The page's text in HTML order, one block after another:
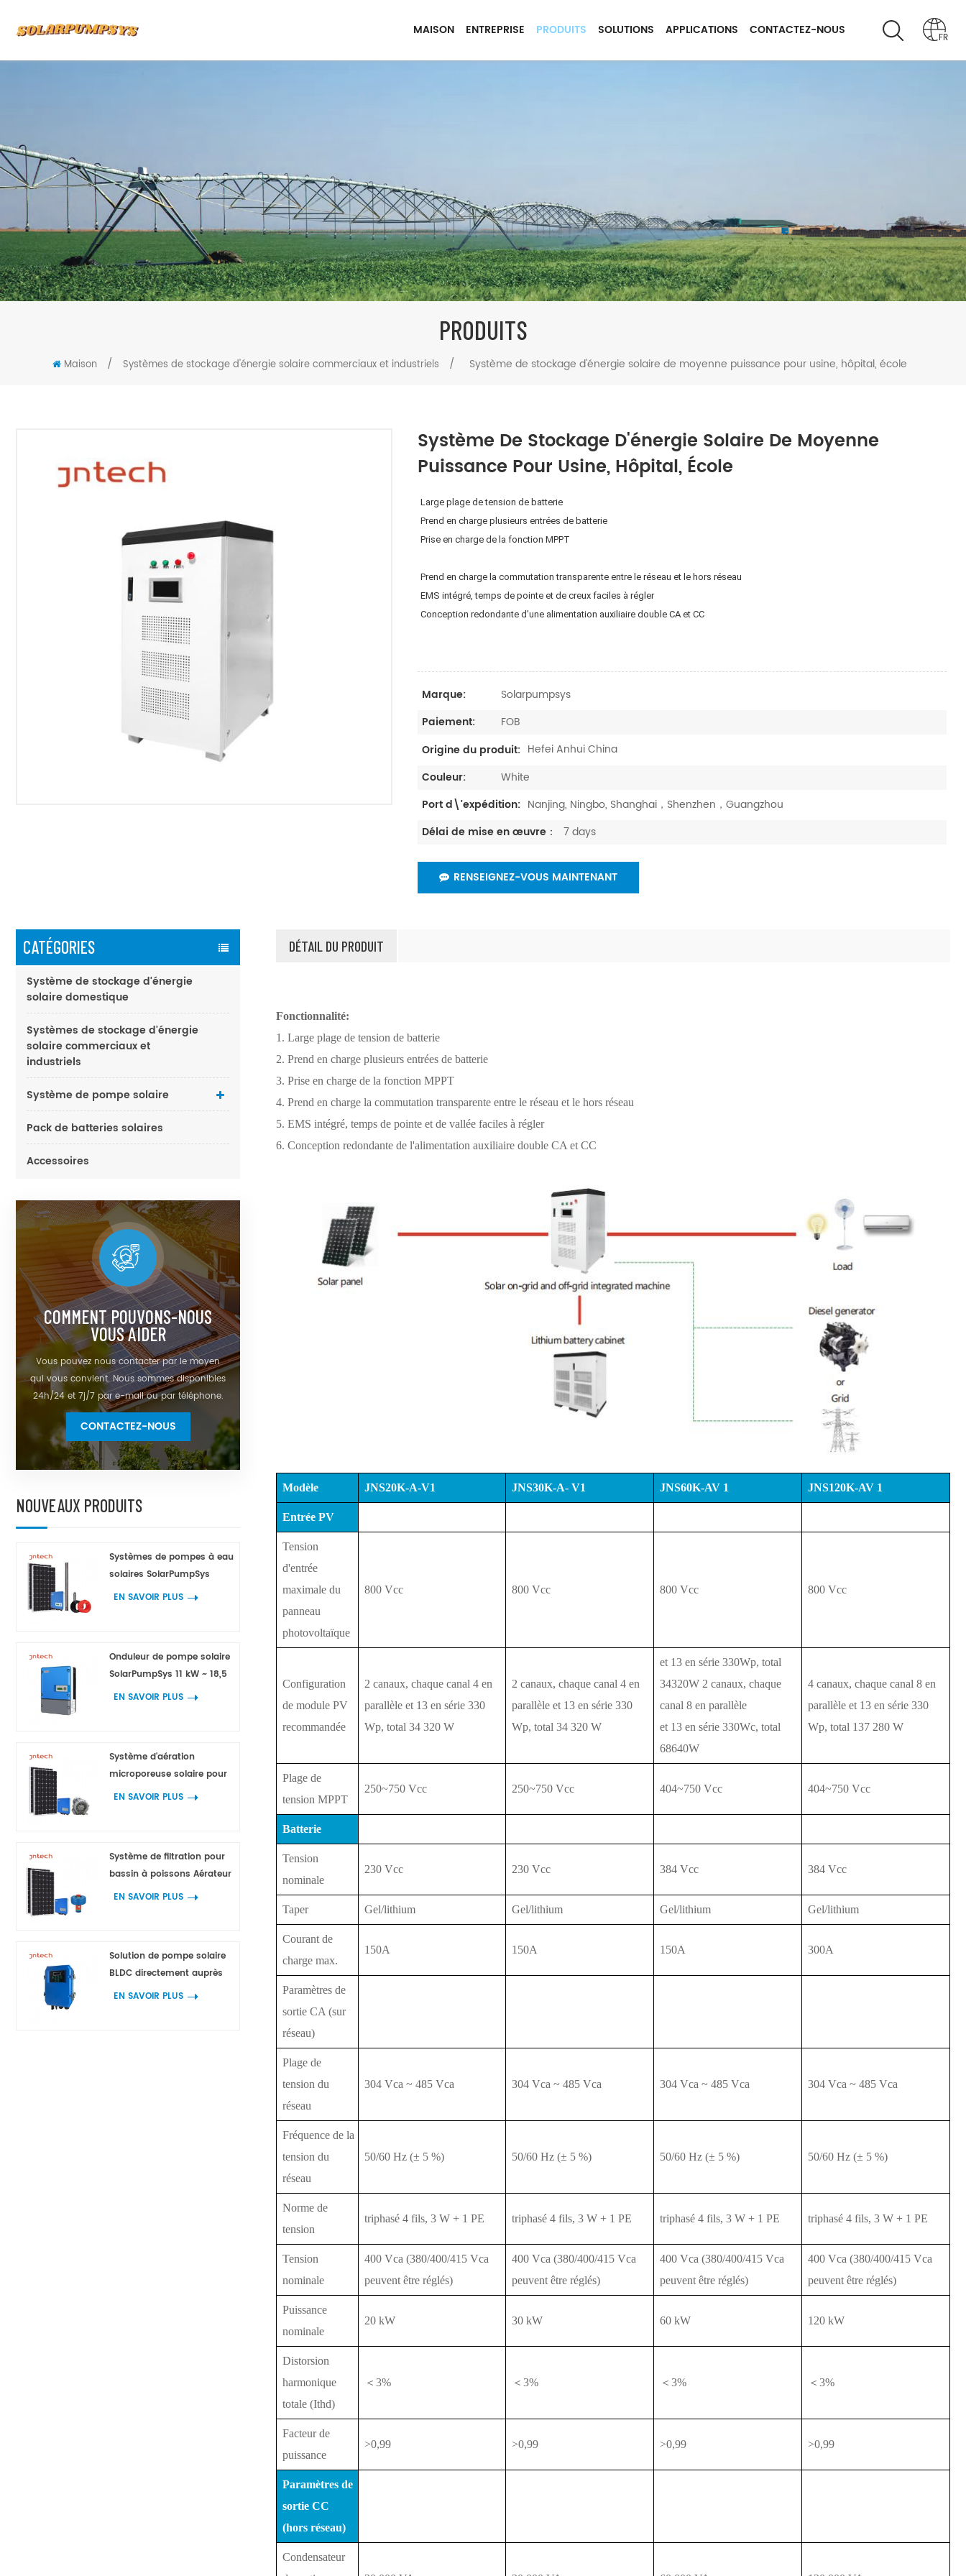
MAISON ENTREPRISE PRODUITS SOLUTIONS APPLICATIONS CONTACTEZ-NOUS FR
PRODUITS
Maison / Systèmes de stockage d'énergie solaire commerciaux et industriels / Système de stockage d'énergie solaire de moyenne puissance pour usine, hôpital, école
Système De Stockage D'énergie Solaire De Moyenne
Puissance Pour Usine, Hôpital, École
Large plage de tension de batterie
Prend en charge plusieurs entrées de batterie
Prise en charge de la fonction MPPT
Prend en charge la commutation transparente entre le réseau et le hors réseau
EMS intégré, temps de pointe et de creux faciles à régler
Conception redondante d'une alimentation auxiliaire double CA et CC
Marque:
Solarpumpsys
Paiement:
FOB
Origine du produit: Hefei Anhui China
Couleur:
White
Port d\'expédition: Nanjing, Ningbo, Shanghai，Shenzhen，Guangzhou
Délai de mise en œuvre：
7 days
RENSEIGNEZ-VOUS MAINTENANT
CATÉGORIES
Système de stockage d'énergie
solaire domestique
Systèmes de stockage d'énergie
solaire commerciaux et
industriels
Système de pompe solaire
Pack de batteries solaires
Accessoires
COMMENT POUVONS-NOUS
VOUS AIDER
Vous pouvez nous contacter par le moyen
qui vous convient. Nous sommes disponibles
24h/24 et 7j/7 par e-mail ou par téléphone.
CONTACTEZ-NOUS
NOUVEAUX PRODUITS
Systèmes de pompes à eau
solaires SolarPumpSys
EN SAVOIR PLUS
Onduleur de pompe solaire
SolarPumpSys 11 kW ~ 18,5
kW
EN SAVOIR PLUS
Système d'aération
microporeuse solaire pour
l'aquaculture
EN SAVOIR PLUS
Système de filtration pour
bassin à poissons Aérateur
de fontaine 750 W 1 100 W 1
EN SAVOIR PLUS
Solution de pompe solaire
BLDC directement auprès
des fabricants
EN SAVOIR PLUS
DÉTAIL DU PRODUIT
Fonctionnalité:
1. Large plage de tension de batterie
2. Prend en charge plusieurs entrées de batterie
3. Prise en charge de la fonction MPPT
4. Prend en charge la commutation transparente entre le réseau et le hors réseau
5. EMS intégré, temps de pointe et de vallée faciles à régler
6. Conception redondante de l'alimentation auxiliaire double CA et CC
Modèle JNS20K-A-V1 JNS30K-A- V1 JNS60K-AV 1 JNS120K-AV 1
Entrée PV
Tension
d'entrée
maximale du
panneau
photovoltaïque
800 Vcc 800 Vcc 800 Vcc 800 Vcc
Configuration
de module PV
recommandée
2 canaux, chaque canal 4 en
parallèle et 13 en série 330
Wp, total 34 320 W
2 canaux, chaque canal 4 en
parallèle et 13 en série 330
Wp, total 34 320 W
et 13 en série 330Wp, total
34320W 2 canaux, chaque
canal 8 en parallèle
et 13 en série 330Wc, total
68640W
4 canaux, chaque canal 8 en
parallèle et 13 en série 330
Wp, total 137 280 W
Plage de
tension MPPT
250~750 Vcc 250~750 Vcc 404~750 Vcc 404~750 Vcc
Batterie
Tension
nominale
230 Vcc 230 Vcc 384 Vcc 384 Vcc
Taper Gel/lithium Gel/lithium Gel/lithium Gel/lithium
Courant de
charge max.
150A 150A 150A 300A
Paramètres de
sortie CA (sur
réseau)
Plage de
tension du
réseau
304 Vca ~ 485 Vca 304 Vca ~ 485 Vca 304 Vca ~ 485 Vca 304 Vca ~ 485 Vca
Fréquence de la
tension du
réseau
50/60 Hz (± 5 %) 50/60 Hz (± 5 %) 50/60 Hz (± 5 %) 50/60 Hz (± 5 %)
Norme de
tension
triphasé 4 fils, 3 W + 1 PE triphasé 4 fils, 3 W + 1 PE triphasé 4 fils, 3 W + 1 PE triphasé 4 fils, 3 W + 1 PE
Tension
nominale
400 Vca (380/400/415 Vca
peuvent être réglés)
400 Vca (380/400/415 Vca
peuvent être réglés)
400 Vca (380/400/415 Vca
peuvent être réglés)
400 Vca (380/400/415 Vca
peuvent être réglés)
Puissance
nominale
20 kW 30 kW 60 kW 120 kW
Distorsion
harmonique
totale (Ithd)
＜3% ＜3% ＜3% ＜3%
Facteur de
puissance
>0,99 >0,99 >0,99 >0,99
Paramètres de
sortie CC
(hors réseau)
Condensateur